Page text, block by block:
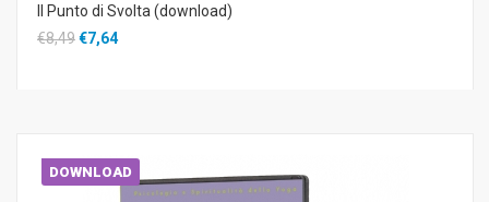
Il Punto di Svolta (download)
€8,49€7,64
DOWNLOAD